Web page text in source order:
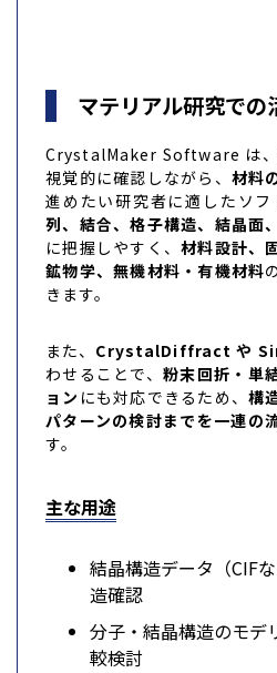
マテリアル研究での
CrystalMaker Software は
視覚的に確認しながら、 材料
進めたい研究者に適したソ
列、結合、格子構造、結晶面
に把握しやすく、材料設計、
鉱物学、無機材料・有機材料
きます。
また、 CrystalDiffract や
わせることで、粉末回折・単
ョン にも対応できるため、構
パターンの検討までを一連の
す。
主な用途
結晶構造データ（CIF
造確認
分子・結晶構造のモデ
較検討